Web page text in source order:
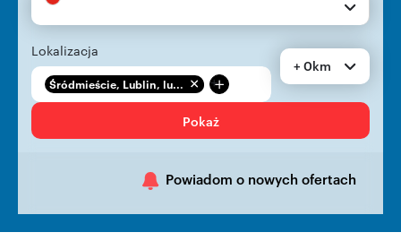
Lokalizacja
Śródmieście, Lublin, lu... +
+ 0km
Pokaż
Powiadom o nowych ofertach